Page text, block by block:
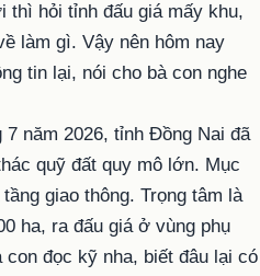
thì hỏi tỉnh đấu giá mấy khu,
làm gì. Vậy nên hôm nay
tin lại, nói cho bà con nghe
7 năm 2026, tỉnh Đồng Nai đã
quỹ đất quy mô lớn. Mục
giao thông. Trọng tâm là
ha, ra đấu giá ở vùng phụ
con đọc kỹ nha, biết đâu lại có